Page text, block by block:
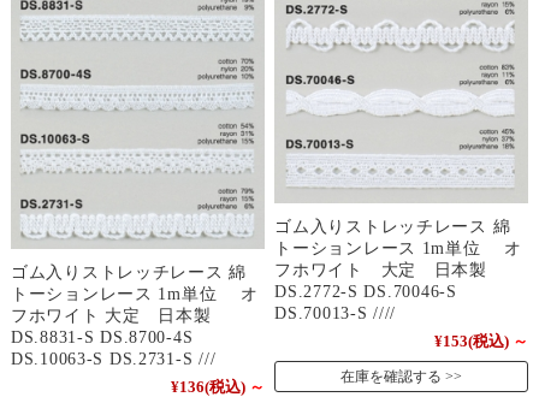
ゴム入りストレッチレース 綿
トーションレース 1m単位 オ
フホワイト 大定 日本製
DS.8831-S DS.8700-4S
DS.10063-S DS.2731-S ///
¥136(税込) ～
ゴム入りストレッチレース 綿
トーションレース 1m単位 オ
フホワイト 大定 日本製
DS.2772-S DS.70046-S
DS.70013-S ////
¥153(税込) ～
在庫を確認する